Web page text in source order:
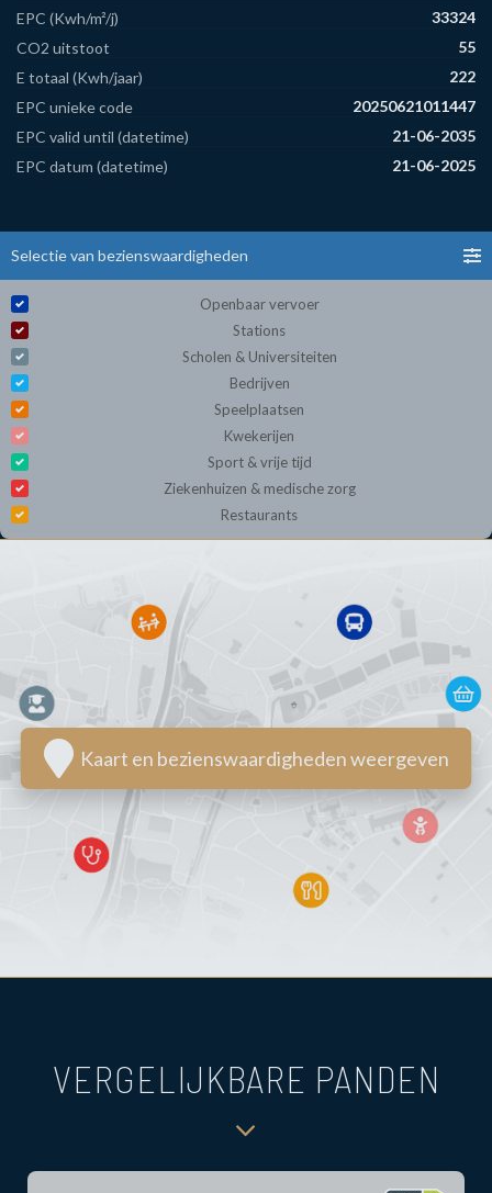
EPC (Kwh/m²/j)
33324
CO2 uitstoot
55
E totaal (Kwh/jaar)
222
EPC unieke code
20250621011447
EPC valid until (datetime)
21-06-2035
EPC datum (datetime)
21-06-2025
Selectie van bezienswaardigheden
Openbaar vervoer
Stations
Scholen & Universiteiten
Bedrijven
Speelplaatsen
Kwekerijen
Sport & vrije tijd
Ziekenhuizen & medische zorg
Restaurants
Kaart en bezienswaardigheden weergeven
VERGELIJKBARE PANDEN